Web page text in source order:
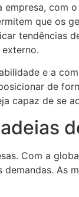
que os
tendências
e a
de
capaz de se
Com a